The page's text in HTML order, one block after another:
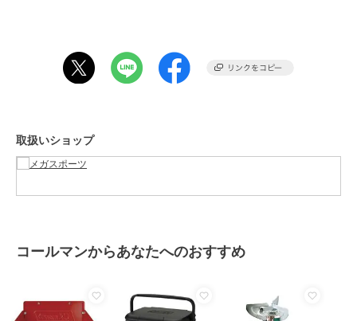
-
取扱いショップ
コールマンからあなたへのおすすめ